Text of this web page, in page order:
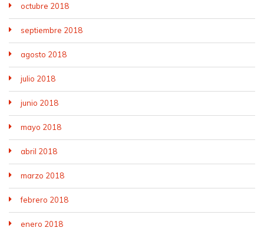
octubre 2018
septiembre 2018
agosto 2018
julio 2018
junio 2018
mayo 2018
abril 2018
marzo 2018
febrero 2018
enero 2018